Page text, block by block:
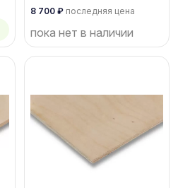
8 700 ₽ последняя цена
пока нет в наличии